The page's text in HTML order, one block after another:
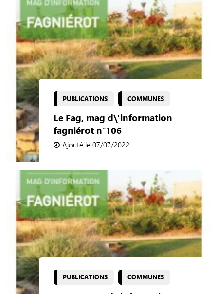
PUBLICATIONS COMMUNES
Le Fag, mag d\'information
fagniérot n°106
Ajouté le 07/07/2022
PUBLICATIONS COMMUNES